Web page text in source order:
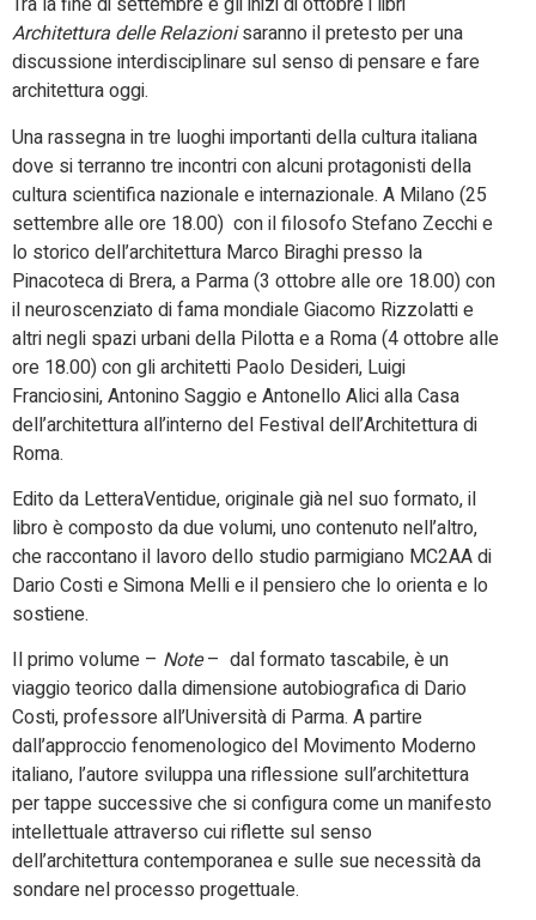
Architettura delle Relazionisaranno il pretesto per una
discussione interdisciplinare sul senso di pensare e fare
architettura oggi.
Una rassegna in tre luoghi importanti della cultura italiana
dove si terranno tre incontri con alcuni protagonisti della
cultura scientifica nazionale e internazionale. A Milano (25
settembre alle ore 18.00) con il filosofo Stefano Zecchi e
lo storico dell’architettura Marco Biraghi presso la
Pinacoteca di Brera, a Parma (3 ottobre alle ore 18.00) con
il neuroscenziato di fama mondiale Giacomo Rizzolatti e
altri negli spazi urbani della Pilotta e a Roma (4 ottobre alle
ore 18.00) con gli architetti Paolo Desideri, Luigi
Franciosini, Antonino Saggio e Antonello Alici alla Casa
dell’architettura all’interno del Festival dell’Architettura di
Roma.
Edito da LetteraVentidue, originale già nel suo formato, il
libro è composto da due volumi, uno contenuto nell’altro,
che raccontano il lavoro dello studio parmigiano MC2AA di
Dario Costi e Simona Melli e il pensiero che lo orienta e lo
sostiene.
Il primo volume – Note– dal formato tascabile, è un
viaggio teorico dalla dimensione autobiografica di Dario
Costi, professore all’Università di Parma. A partire
dall’approccio fenomenologico del Movimento Moderno
italiano, l’autore sviluppa una riflessione sull’architettura
per tappe successive che si configura come un manifesto
intellettuale attraverso cui riflette sul senso
dell’architettura contemporanea e sulle sue necessità da
sondare nel processo progettuale.